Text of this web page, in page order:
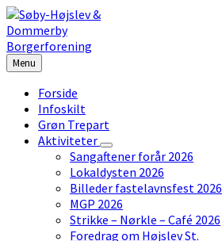
Skip
to
content
Skip
to
left
sidebar
Skip
to
footer
Menu
Forside
Infoskilt
Grøn Trepart
Aktiviteter
Sangaftener forår 2026
Lokaldysten 2026
Billeder fastelavnsfest 2026
MGP 2026
Strikke – Nørkle – Café 2026
Foredrag om Højslev St.